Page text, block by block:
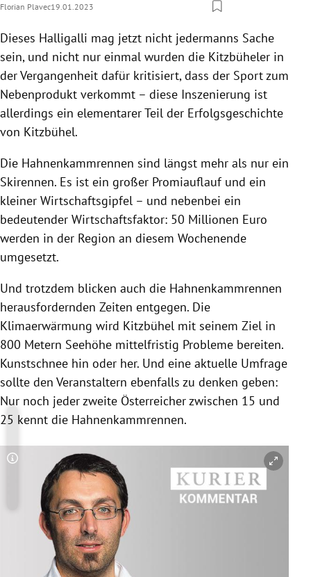
Florian Plavec19.01.2023
Dieses Halligalli mag jetzt nicht jedermanns Sache
sein, und nicht nur einmal wurden die Kitzbüheler in
der Vergangenheit dafür kritisiert, dass der Sport zum
Nebenprodukt verkommt – diese Inszenierung ist
allerdings ein elementarer Teil der Erfolgsgeschichte
von Kitzbühel.
Die Hahnenkammrennen sind längst mehr als nur ein
Skirennen. Es ist ein großer Promiauflauf und ein
kleiner Wirtschaftsgipfel – und nebenbei ein
bedeutender Wirtschaftsfaktor: 50 Millionen Euro
werden in der Region an diesem Wochenende
umgesetzt.
Und trotzdem blicken auch die Hahnenkammrennen
herausfordernden Zeiten entgegen. Die
Klimaerwärmung wird Kitzbühel mit seinem Ziel in
800 Metern Seehöhe mittelfristig Probleme bereiten.
Kunstschnee hin oder her. Und eine aktuelle Umfrage
sollte den Veranstaltern ebenfalls zu denken geben:
Nur noch jeder zweite Österreicher zwischen 15 und
25 kennt die Hahnenkammrennen.
Copyright-Hinweis öffnen/schließen